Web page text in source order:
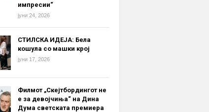
импресии“
јуни 24, 2026
СТИЛСКА ИДЕЈА: Бела
кошула со машки крој
јуни 17, 2026
Филмот „Скејтбордингот не
е за девојчиња“ на Дина
Дума светската премиера